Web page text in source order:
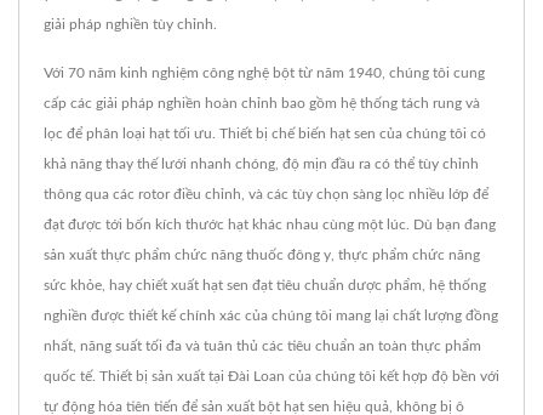
giải pháp nghiền tùy chỉnh.
Với 70 năm kinh nghiệm công nghệ bột từ năm 1940, chúng tôi cung
cấp các giải pháp nghiền hoàn chỉnh bao gồm hệ thống tách rung và
lọc để phân loại hạt tối ưu. Thiết bị chế biến hạt sen của chúng tôi có
khả năng thay thế lưới nhanh chóng, độ mịn đầu ra có thể tùy chỉnh
thông qua các rotor điều chỉnh, và các tùy chọn sàng lọc nhiều lớp để
đạt được tới bốn kích thước hạt khác nhau cùng một lúc. Dù bạn đang
sản xuất thực phẩm chức năng thuốc đông y, thực phẩm chức năng
sức khỏe, hay chiết xuất hạt sen đạt tiêu chuẩn dược phẩm, hệ thống
nghiền được thiết kế chính xác của chúng tôi mang lại chất lượng đồng
nhất, năng suất tối đa và tuân thủ các tiêu chuẩn an toàn thực phẩm
quốc tế. Thiết bị sản xuất tại Đài Loan của chúng tôi kết hợp độ bền với
tự động hóa tiên tiến để sản xuất bột hạt sen hiệu quả, không bị ô